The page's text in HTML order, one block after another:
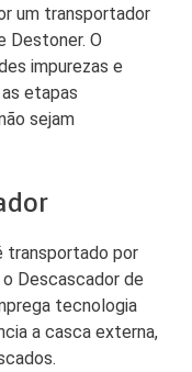
um transportador
Destoner. O
impurezas e
etapas
sejam
transportado por
Descascador de
tecnologia
a casca externa,